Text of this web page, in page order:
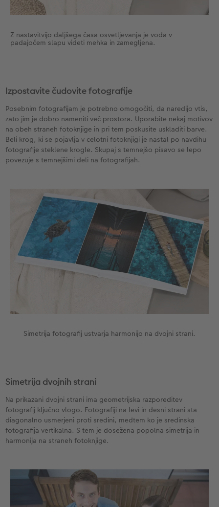
Z nastavitvijo daljšega časa osvetljevanja je voda v
padajočem slapu videti mehka in zamegljena.
Izpostavite čudovite fotografije
Posebnim fotografijam je potrebno omogočiti, da naredijo vtis,
zato jim je dobro nameniti več prostora. Uporabite nekaj motivov
na obeh straneh fotoknjige in pri tem poskusite uskladiti barve.
Beli krog, ki se pojavlja v celotni fotoknjigi je nastal po navdihu
fotografije steklene krogle. Skupaj s temnejšo pisavo se lepo
povezuje s temnejšimi deli na fotografijah.
Simetrija fotografij ustvarja harmonijo na dvojni strani.
Simetrija dvojnih strani
Na prikazani dvojni strani ima geometrijska razporeditev
fotografij ključno vlogo. Fotografiji na levi in desni strani sta
diagonalno usmerjeni proti sredini, medtem ko je sredinska
fotografija vertikalna. S tem je dosežena popolna simetrija in
harmonija na straneh fotoknjige.